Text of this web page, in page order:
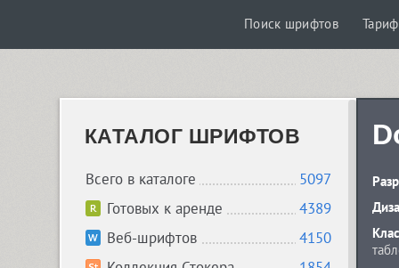
Поиск шрифтов
КАТАЛОГ ШРИФТОВ
Всего в каталоге
5097
Готовых к аренде
4389
Веб-шрифтов
4150